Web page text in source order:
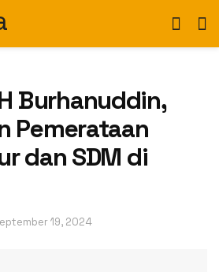
Burhanuddin,
Pemerataan
dan SDM di
19, 2024